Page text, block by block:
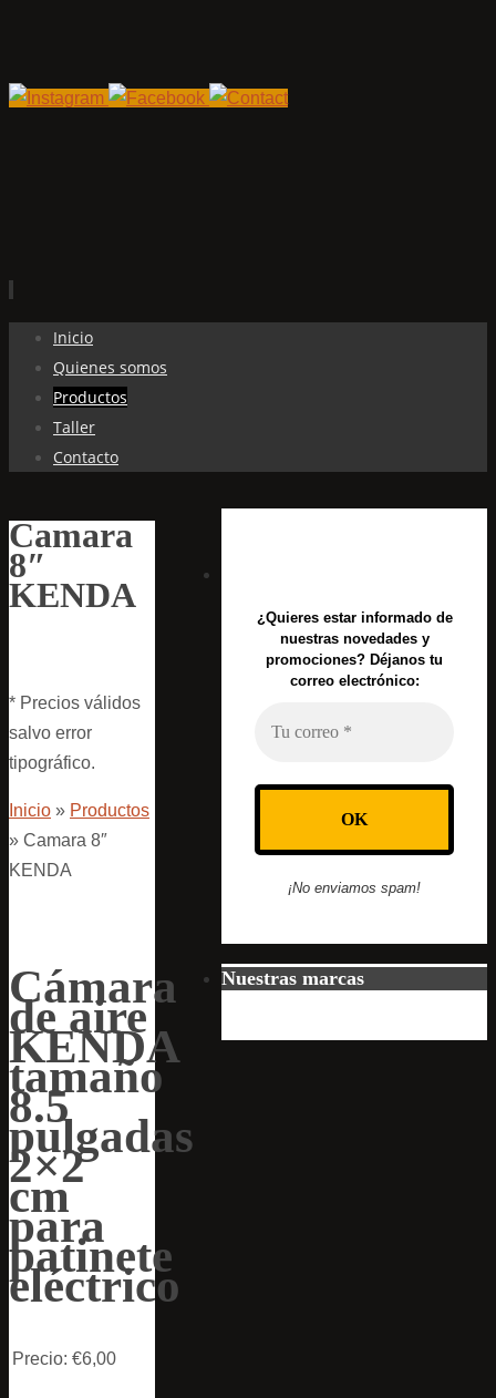
contenido
Inicio
Quienes somos
Productos
Taller
Contacto
Camara
8″
KENDA
* Precios válidos
salvo error
tipográfico.
Inicio » Productos
» Camara 8″
KENDA
Cámara
de aire
KENDA
tamaño
8.5
pulgadas
2×2
cm
para
patinete
eléctrico
Precio: €6,00
¿Quieres estar informado de
nuestras novedades y
promociones? Déjanos tu
correo electrónico:
¡No enviamos spam!
Nuestras marcas